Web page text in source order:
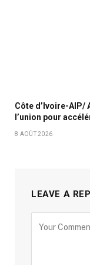
Côte d’Ivoire-AIP/
l’union pour
8 AOÛT 2026
LEAVE A